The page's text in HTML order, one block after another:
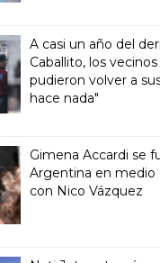
A casi un año del
Caballito, los
pudieron volver a
hace nada"
Gimena Accardi se
Argentina en medio
con Nico Vázquez